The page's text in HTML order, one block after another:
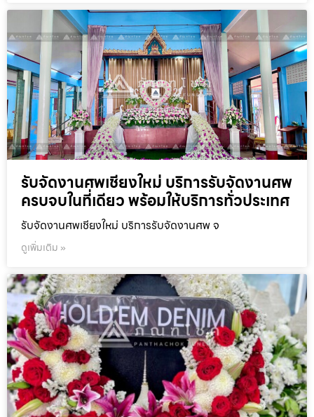
รับจัดงานศพเชียงใหม่ บริการรับจัดงานศพ
ครบจบในที่เดียว พร้อมให้บริการทั่วประเทศ
รับจัดงานศพเชียงใหม่ บริการรับจัดงานศพ จ
ดูเพิ่มเติม »